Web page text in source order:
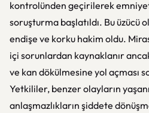
kontrolünden geçirilerek
soruşturma başlatıldı. Bu üzücü
endişe ve korku hakim oldu.
içi sorunlardan kaynaklanır
ve kan dökülmesine yol açması
Yetkililer, benzer olayların
anlaşmazlıkların şiddete